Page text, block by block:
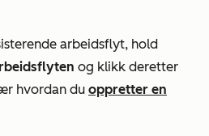
arbeidsflyt, hold
og klikk deretter
hvordan du oppretter en